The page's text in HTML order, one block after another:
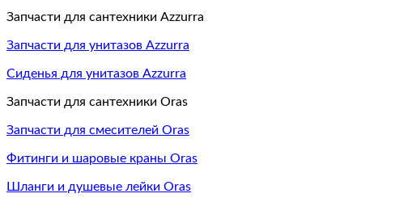
Запчасти для сантехники Azzurra
Запчасти для унитазов Azzurra
Сиденья для унитазов Azzurra
Запчасти для сантехники Oras
Запчасти для смесителей Oras
Фитинги и шаровые краны Oras
Шланги и душевые лейки Oras